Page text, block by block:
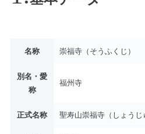
名称 崇福寺（そうふくじ）
別名・愛
称
福州寺
正式名称 聖寿山崇福寺（しょうじ